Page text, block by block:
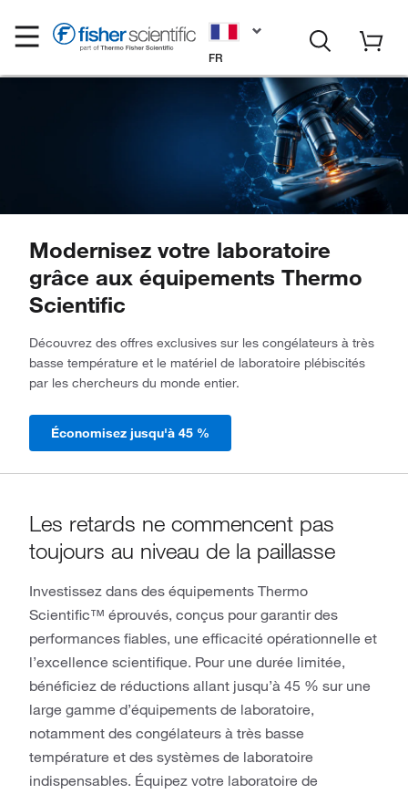
FR
Modernisez votre laboratoire
grâce aux équipements Thermo
Scientific
Découvrez des offres exclusives sur les congélateurs à très
basse température et le matériel de laboratoire plébiscités
par les chercheurs du monde entier.
Économisez jusqu'à 45 %
Les retards ne commencent pas
toujours au niveau de la paillasse
Investissez dans des équipements Thermo
Scientific™ éprouvés, conçus pour garantir des
performances fiables, une efficacité opérationnelle et
l’excellence scientifique. Pour une durée limitée,
bénéficiez de réductions allant jusqu’à 45 % sur une
large gamme d’équipements de laboratoire,
notamment des congélateurs à très basse
température et des systèmes de laboratoire
indispensables. Équipez votre laboratoire de